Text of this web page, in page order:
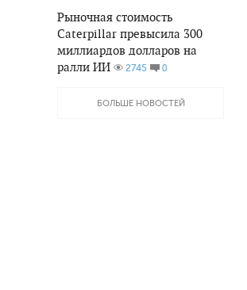
Рыночная стоимость
Caterpillar превысила 300
миллиардов долларов на
ралли ИИ
2745 0
БОЛЬШЕ НОВОСТЕЙ